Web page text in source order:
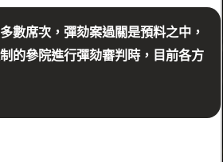
數席次，彈劾案過關是預料之中，
的參院進行彈劾審判時，目前各方